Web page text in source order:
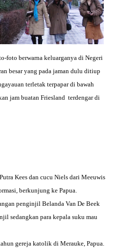
foto berwarna keluarganya di Negeri
besar yang pada jaman dulu ditiup
terletak terpapar di bawah
jam buatan Friesland terdengar di
Kees dan cucu Niels dari Meeuwis
berkunjung ke Papua.
penginjil Belanda Van De Beek
sedangkan para kepala suku mau
gereja katolik di Merauke, Papua.